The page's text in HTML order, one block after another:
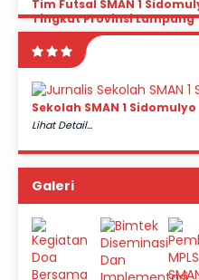
Tim Futsal SMAN 1
Tingkat Provinsi Lampung
Sekolah SMAN 1 Sidomulyo
Lihat Detail...
Galeri